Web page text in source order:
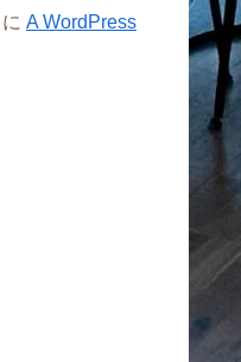
に A WordPress